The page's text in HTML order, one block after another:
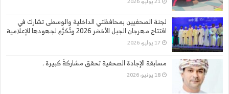
لجنة الصحفيين بمحافظتي الداخلية والوسطى تشارك في
افتتاح مهرجان الجبل الأخضر 2026 وتُكرَّم لجهودها الإعلامية
17 يوليو، 2026
مسابقة الإجادة الصحفية تحقق مشاركةً كبيرة .
18 يونيو، 2026